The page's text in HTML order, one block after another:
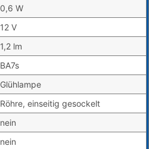
0,6 W
12 V
1,2 lm
BA7s
Glühlampe
Röhre, einseitig gesockelt
nein
nein